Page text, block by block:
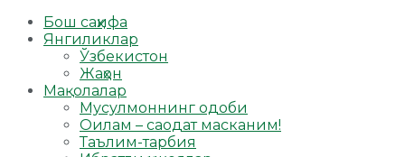
Бош саҳифа
Янгиликлар
Ўзбекистон
Жаҳон
Мақолалар
Мусулмоннинг одоби
Оилам – саодат масканим!
Таълим-тарбия